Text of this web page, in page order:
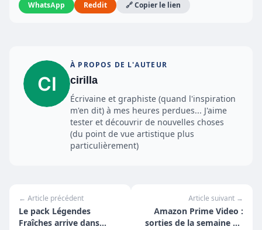
WhatsApp
Reddit 🔗 Copier le lien
À PROPOS DE L'AUTEUR
cirilla
Écrivaine et graphiste (quand l'inspiration
m'en dit) à mes heures perdues... J'aime
tester et découvrir de nouvelles choses
(du point de vue artistique plus
particulièrement)
← Article précédent
Le pack Légendes
Fraîches arrive dans
Article suivant →
Amazon Prime Video :
sorties de la semaine du